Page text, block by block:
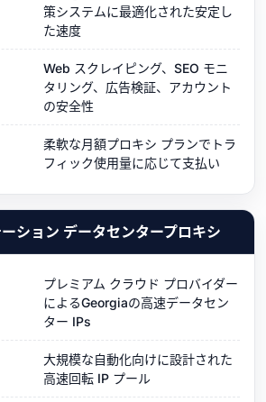
策システムに最適化された安定し
た速度
Web スクレイピング、SEO モニ
タリング、広告検証、アカウント
の安全性
柔軟な月額プロキシ プランでトラ
フィック使用量に応じて支払い
ション データセンタープロキシ
プレミアム クラウド プロバイダー
によるGeorgiaの高速データセン
ター IPs
大規模な自動化向けに設計された
高速回転 IP プール